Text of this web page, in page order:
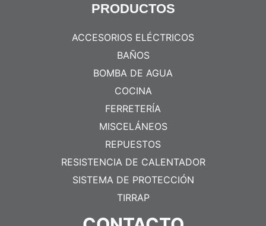
PRODUCTOS
ACCESORIOS ELÉCTRICOS
BAÑOS
BOMBA DE AGUA
COCINA
FERRETERÍA
MISCELÁNEOS
REPUESTOS
RESISTENCIA DE CALENTADOR
SISTEMA DE PROTECCIÓN
TIRRAP